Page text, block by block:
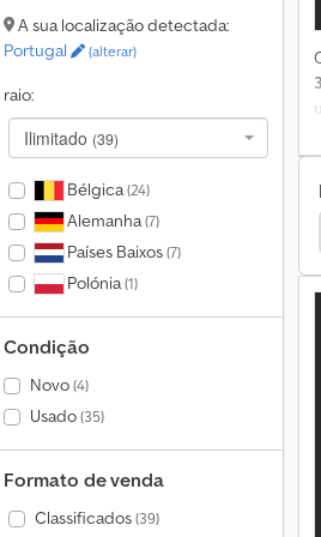
A sua localização detectada:
Portugal
(alterar)
raio:
Ilimitado (39)
Bélgica(24)
Alemanha(7)
Países Baixos(7)
Polónia(1)
Condição
Novo(4)
Usado(35)
Formato de venda
Classificados(39)
Outros Sistema De Rastreio